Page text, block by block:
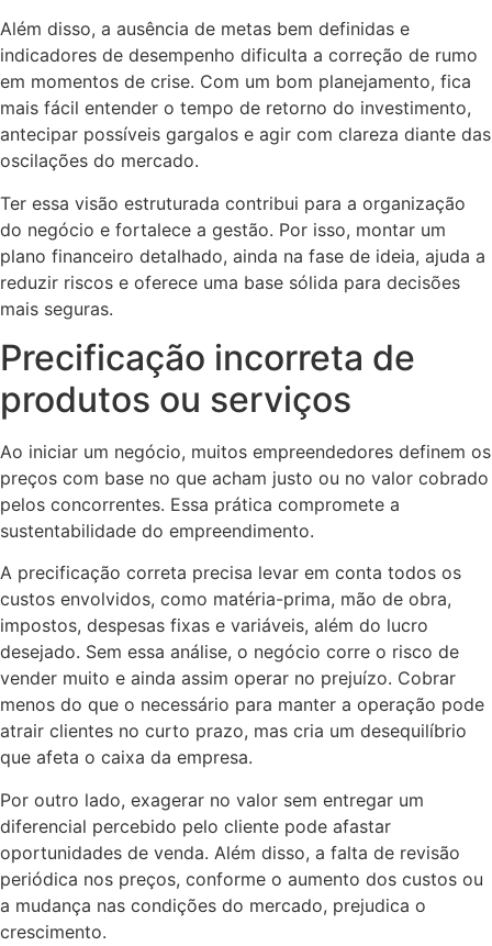
Além disso, a ausência de metas bem definidas e
indicadores de desempenho dificulta a correção de rumo
em momentos de crise. Com um bom planejamento, fica
mais fácil entender o tempo de retorno do investimento,
antecipar possíveis gargalos e agir com clareza diante das
oscilações do mercado.
Ter essa visão estruturada contribui para a organização
do negócio e fortalece a gestão. Por isso, montar um
plano financeiro detalhado, ainda na fase de ideia, ajuda a
reduzir riscos e oferece uma base sólida para decisões
mais seguras.
Precificação incorreta de
produtos ou serviços
Ao iniciar um negócio, muitos empreendedores definem os
preços com base no que acham justo ou no valor cobrado
pelos concorrentes. Essa prática compromete a
sustentabilidade do empreendimento.
A precificação correta precisa levar em conta todos os
custos envolvidos, como matéria-prima, mão de obra,
impostos, despesas fixas e variáveis, além do lucro
desejado. Sem essa análise, o negócio corre o risco de
vender muito e ainda assim operar no prejuízo. Cobrar
menos do que o necessário para manter a operação pode
atrair clientes no curto prazo, mas cria um desequilíbrio
que afeta o caixa da empresa.
Por outro lado, exagerar no valor sem entregar um
diferencial percebido pelo cliente pode afastar
oportunidades de venda. Além disso, a falta de revisão
periódica nos preços, conforme o aumento dos custos ou
a mudança nas condições do mercado, prejudica o
crescimento.